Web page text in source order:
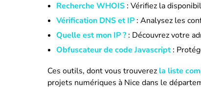
Recherche WHOIS: Vérifiez la
Vérification DNS et IP: Analysez les
Quelle est mon IP ?: Découvrez votre
Obfuscateur de code Javascript:
Ces outils, dont vous trouverez la liste
projets numériques à Nice dans le